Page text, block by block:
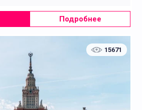
Подробнее
15671